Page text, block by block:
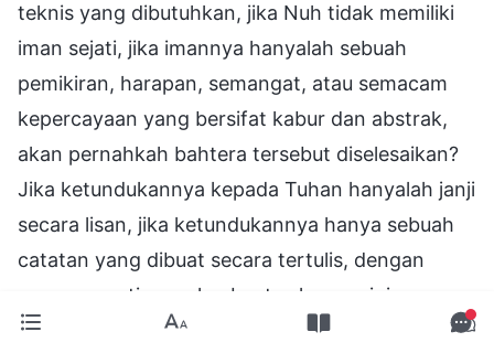
teknis yang dibutuhkan, jika Nuh tidak memiliki
iman sejati, jika imannya hanyalah sebuah
pemikiran, harapan, semangat, atau semacam
kepercayaan yang bersifat kabur dan abstrak,
akan pernahkah bahtera tersebut diselesaikan?
Jika ketundukannya kepada Tuhan hanyalah janji
secara lisan, jika ketundukannya hanya sebuah
catatan yang dibuat secara tertulis, dengan
pena, seperti yang kaubuat sekarang ini,
dapatkah bahtera itu dibangun? (Tidak.) Jika